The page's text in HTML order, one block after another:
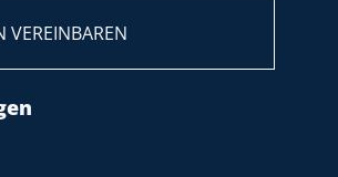
VEREINBAREN